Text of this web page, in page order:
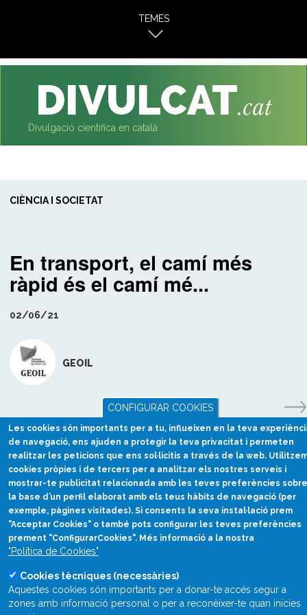
TEMES
Divulgació científica en català
CIÈNCIA I SOCIETAT
En transport, el camí més
ràpid és el camí mé...
02/06/21
GEOIL
divulcat@divulcat.cat
(+34) 934 120 030
CONFIGURAR COOKIES
Les cookies són importants per a tu, influeixen en la teva
de navegació, ens ajuden a protegir la teva privacitat i permeten
realitzar les peticions que ens sol·licitis a través de la web.
cookies pròpies i de tercers per a analitzar els nostres serveis i
mostrar-te publicitat relacionada amb les teves preferències sobre
la base d’un perfil elaborat amb els teus hàbits de navegació (per
exemple, pàgines visitades). Si consents la seva instal·lació prem
"Acceptar Cookies" o també pots configurar les teves preferències
prement "ConfigurarCookies". Més informació a la nostra
"Política de Cookies"
Cookies tècniques (necessàries)
Aquestes cookies són importants per a donar-te accés segur a
zones amb informació personal o per a reconèixer-te quan inicies